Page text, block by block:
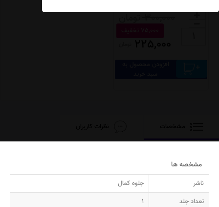
مشخصه ها
ناشر
جلوه کمال
تعداد جلد
1